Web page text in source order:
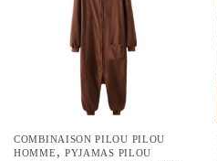
la
page
COMBINAISON PILOU PILOU
HOMME, PYJAMAS PILOU